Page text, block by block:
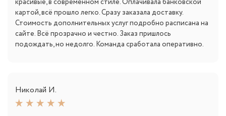
картой, всё прошло легко. Сразу заказала доставку.
Стоимость дополнительных услуг подробно расписана на
сайте. Всё прозрачно и честно. Заказ пришлось
подождать, но недолго. Команда сработала оперативно.
Николай И.